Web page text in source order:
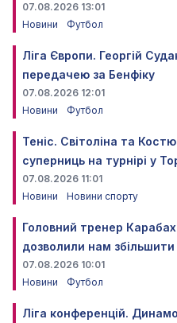
07.08.2026 13:01
Новини
Футбол
Ліга Європи. Георгій
передачею за Бенфіку
07.08.2026 12:01
Новини
Футбол
Теніс. Світоліна та
суперниць на турнірі у
07.08.2026 11:01
Новини
Новини спорту
Головний тренер
дозволили нам
07.08.2026 10:01
Новини
Футбол
Ліга конференцій.